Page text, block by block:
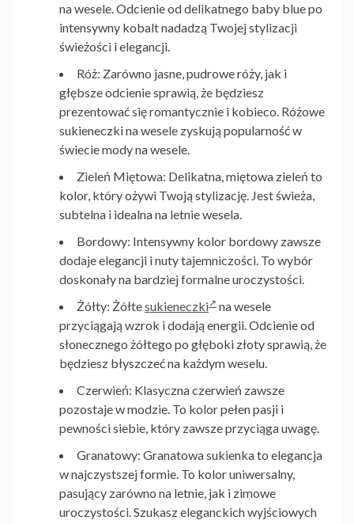
na wesele. Odcienie od delikatnego baby blue po
intensywny kobalt nadadzą Twojej stylizacji
świeżości i elegancji.
Róż: Zarówno jasne, pudrowe róży, jak i
głębsze odcienie sprawią, że będziesz
prezentować się romantycznie i kobieco. Różowe
sukieneczki na wesele zyskują popularność w
świecie mody na wesele.
Zieleń Miętowa: Delikatna, miętowa zieleń to
kolor, który ożywi Twoją stylizację. Jest świeża,
subtelna i idealna na letnie wesela.
Bordowy: Intensywny kolor bordowy zawsze
dodaje elegancji i nuty tajemniczości. To wybór
doskonały na bardziej formalne uroczystości.
Żółty: Żółtesukieneczki
na wesele
przyciągają wzrok i dodają energii. Odcienie od
słonecznego żółtego po głęboki złoty sprawią, że
będziesz błyszczeć na każdym weselu.
Czerwień: Klasyczna czerwień zawsze
pozostaje w modzie. To kolor pełen pasji i
pewności siebie, który zawsze przyciąga uwagę.
Granatowy: Granatowa sukienka to elegancja
w najczystszej formie. To kolor uniwersalny,
pasujący zarówno na letnie, jak i zimowe
uroczystości. Szukasz eleganckich wyjściowych